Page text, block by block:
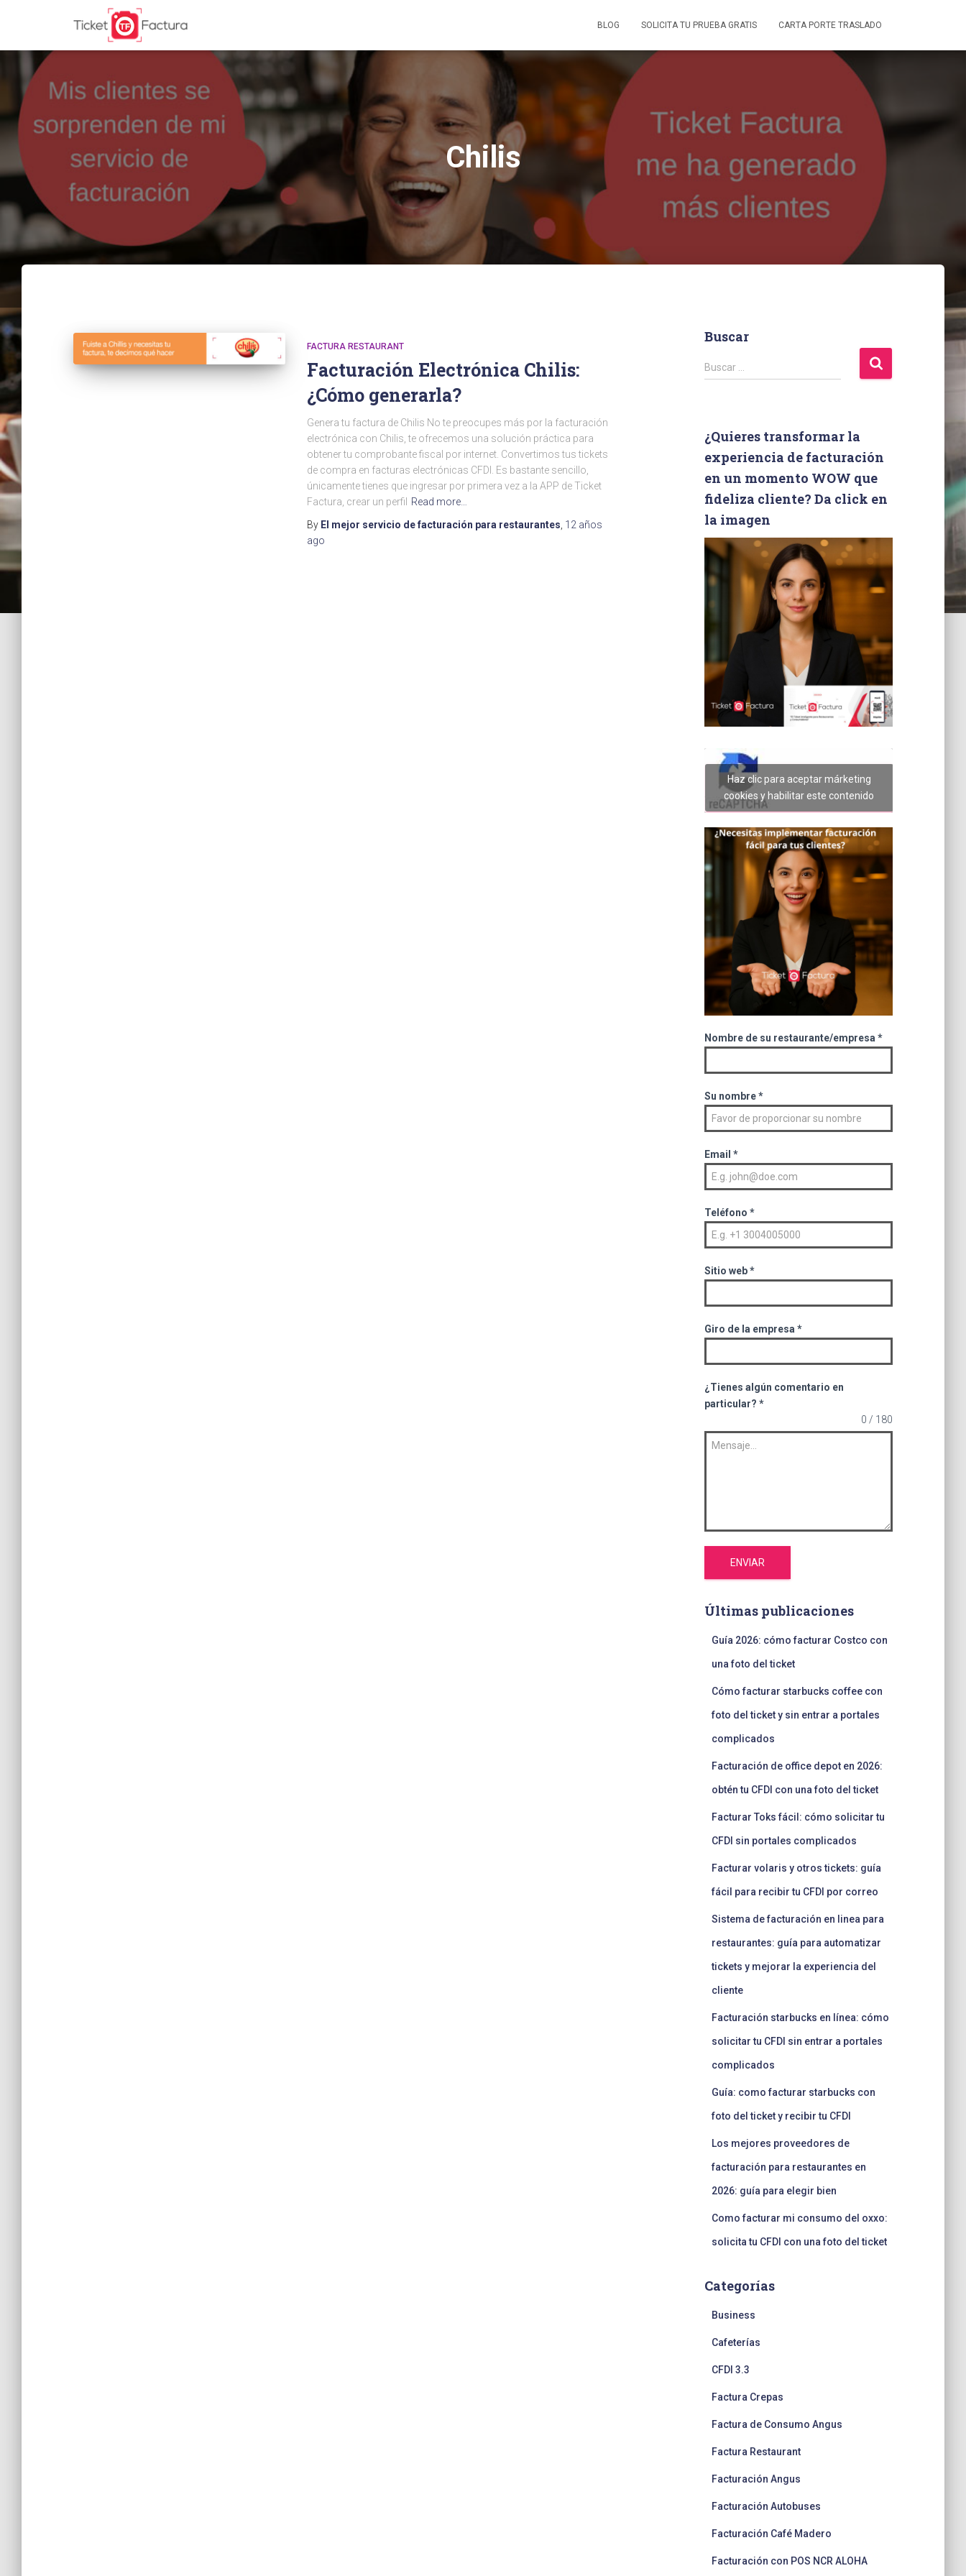
BLOG SOLICITA TU PRUEBA GRATIS CARTA PORTE TRASLADO
Chilis
FACTURA RESTAURANT
Facturación Electrónica Chilis:
¿Cómo generarla?
Genera tu factura de Chilis No te preocupes más por la facturación
electrónica con Chilis, te ofrecemos una solución práctica para
obtener tu comprobante fiscal por internet. Convertimos tus tickets
de compra en facturas electrónicas CFDI. Es bastante sencillo,
únicamente tienes que ingresar por primera vez a la APP de Ticket
Factura, crear un perfil
Read more…
By El mejor servicio de facturación para restaurantes 12 años
ago
Buscar
B
u
r
:
Buscar …
¿Quieres transformar la
experiencia de facturación
en un momento WOW que
fideliza cliente? Da click en
la imagen
Haz clic para aceptar márketing
cookies y habilitar este contenido
Nombre de su restaurante/empresa *
Su nombre*
Email *
Teléfono *
Sitio web*
Giro de la empresa *
¿Tienes algún comentario en
particular? *
0 / 180
ENVIAR
Últimas publicaciones
Guía 2026: cómo facturar Costco con
una foto del ticket
Cómo facturar starbucks coffee con
foto del ticket y sin entrar a portales
complicados
Facturación de office depot en 2026:
obtén tu CFDI con una foto del ticket
Facturar Toks fácil: cómo solicitar tu
CFDI sin portales complicados
Facturar volaris y otros tickets: guía
fácil para recibir tu CFDI por correo
Sistema de facturación en linea para
restaurantes: guía para automatizar
tickets y mejorar la experiencia del
cliente
Facturación starbucks en línea: cómo
solicitar tu CFDI sin entrar a portales
complicados
Guía: como facturar starbucks con
foto del ticket y recibir tu CFDI
Los mejores proveedores de
facturación para restaurantes en
2026: guía para elegir bien
Como facturar mi consumo del oxxo:
solicita tu CFDI con una foto del ticket
Categorías
Business
Cafeterías
CFDI 3.3
Factura Crepas
Factura de Consumo Angus
Factura Restaurant
Facturación Angus
Facturación Autobuses
Facturación Café Madero
Facturación con POS NCR ALOHA